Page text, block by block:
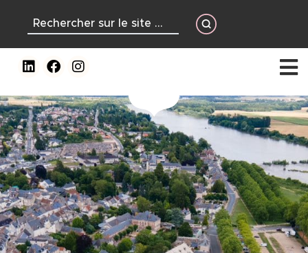
principal